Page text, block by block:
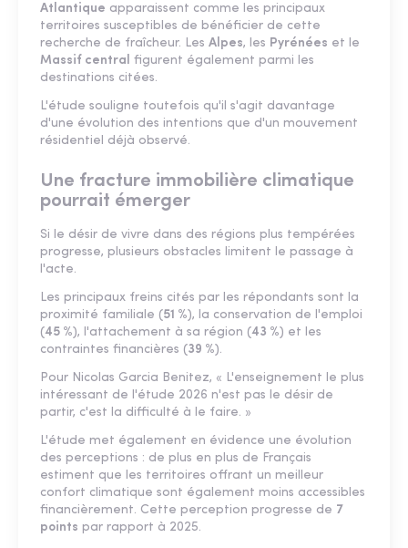
Atlantique apparaissent comme les principaux
territoires susceptibles de bénéficier de cette
recherche de fraîcheur. Les Alpes, les Pyrénées et le
Massif central figurent également parmi les
destinations citées.
L'étude souligne toutefois qu'il s'agit davantage
d'une évolution des intentions que d'un mouvement
résidentiel déjà observé.
Une fracture immobilière climatique
pourrait émerger
Si le désir de vivre dans des régions plus tempérées
progresse, plusieurs obstacles limitent le passage à
l'acte.
Les principaux freins cités par les répondants sont la
proximité familiale (51 %), la conservation de l'emploi
(45 %), l'attachement à sa région (43 %) et les
contraintes financières (39 %).
Pour Nicolas Garcia Benitez, « L'enseignement le plus
intéressant de l'étude 2026 n'est pas le désir de
partir, c'est la difficulté à le faire. »
L'étude met également en évidence une évolution
des perceptions : de plus en plus de Français
estiment que les territoires offrant un meilleur
confort climatique sont également moins accessibles
financièrement. Cette perception progresse de 7
points par rapport à 2025.